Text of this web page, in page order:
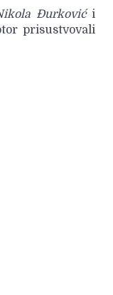
Đurkovići
prisustvovali